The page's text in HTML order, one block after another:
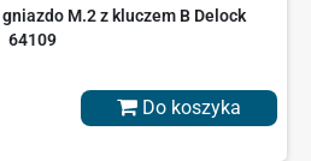
M.2 z kluczem B Delock
64109
Do koszyka